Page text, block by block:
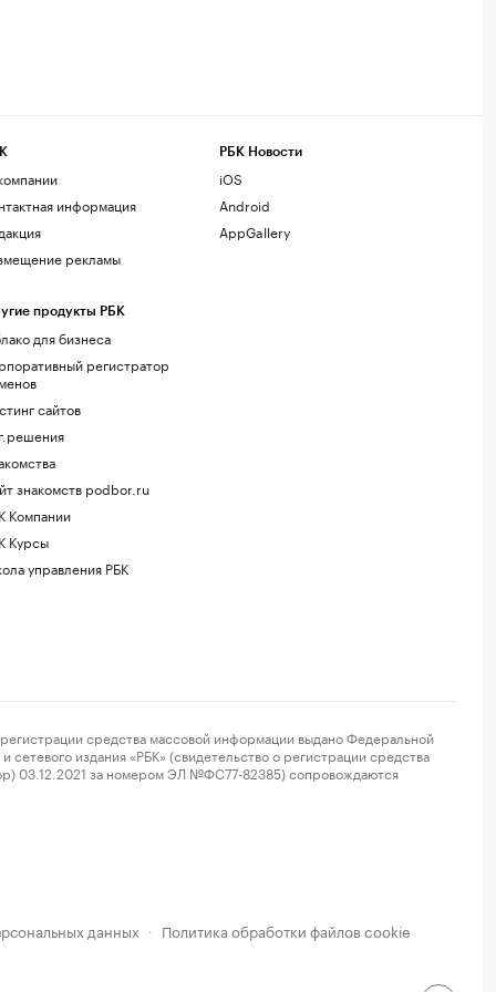
информация
рекламы
продукты РБК
для бизнеса
регистратор
сайтов
знакомств podbor.ru
Компании
Курсы
управления РБК
РБК Новости
iOS
Android
AppGallery
средства массовой информации выдано Федеральной
издания «РБК» (свидетельство о регистрации средства
03.12.2021 за номером ЭЛ №ФС77-82385) сопровождаются
данных · Политика обработки файлов cookie